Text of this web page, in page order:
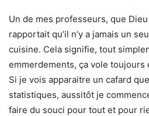
Un de mes professeurs, que
rapportait qu’il n’y a jamais un
cuisine. Cela signifie, tout
emmerdements, ça vole toujours
Si je vois apparaitre un cafard
statistiques, aussitôt je
faire du souci pour tout et pour